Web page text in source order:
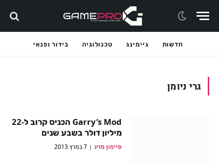
חדשות גיימינג טכנולוגיה בידור ופנאי
גרי ניומן
Garry’s Mod הכניס קרוב ל-22
מיליון דולר בשבע שנים
סיימון מזיג 7 במרץ 2013